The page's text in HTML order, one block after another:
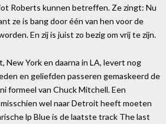
Roberts kunnen betreffen. Ze zingt: Nu
ze is bang door één van hen voor de
En zij is juist zo bezig om vrij te zijn.
York en daarna in LA, levert nog
en geliefden passeren gemaskeerd de
formeel van Chuck Mitchell. Een
wel naar Detroit heeft moeten
lp Blue is de laatste track The last